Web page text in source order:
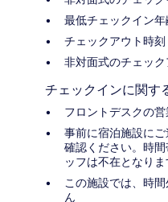
最低チェックイン年
チェックアウト時
非対面式のチェック
チェックインに関す
フロントデスクの
事前に宿泊施設に
確認ください。時
ッフは不在となりま
この施設では、時
ん